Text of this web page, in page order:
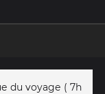
du voyage ( 7h